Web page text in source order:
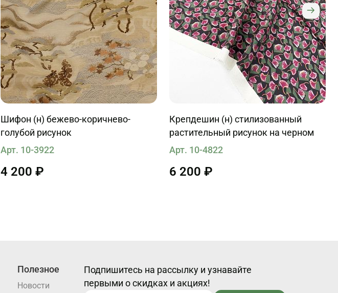
Шифон (н) бежево-коричнево-
голубой рисунок
Арт. 10-3922
4 200 ₽
Крепдешин (н) стилизованный
растительный рисунок на черном
Арт. 10-4822
6 200 ₽
Полезное
Новости
Подпишитесь на рассылку и узнавайте
первыми о скидках и акциях!